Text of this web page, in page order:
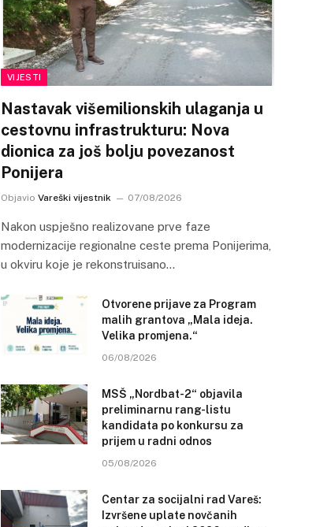
VIJESTI
Nastavak višemilionskih ulaganja u
cestovnu infrastrukturu: Nova
dionica za još bolju povezanost
Ponijera
Objavio Vareški vijestnik 07/08/2026
Nakon uspješno realizovane prve faze
modernizacije regionalne ceste prema Ponijerima,
u okviru koje je rekonstruisano…
Otvorene prijave za Program
malih grantova „Mala ideja.
Velika promjena.“
06/08/2026
MSŠ „Nordbat-2“ objavila
preliminarnu rang-listu
kandidata po konkursu za
prijem u radni odnos
05/08/2026
Centar za socijalni rad Vareš:
Izvršene uplate novčanih